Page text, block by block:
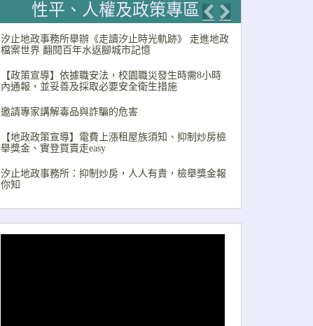
性平、人權及政策專區
Previous
Next
汐止地政事務所舉辦《走讀汐止時光軌跡》 走進地政
檔案世界 翻閱百年水返腳城市記憶
【政策宣導】依據職安法，校園職災發生時需8小時
內通報，並妥善及採取必要安全衛生措施
邀請專家講解毒品與詐騙的危害
【地政政策宣導】電費上漲租屋族須知、抑制炒房檢
舉獎金、實登買賣走easy
汐止地政事務所：抑制炒房，人人有責，檢舉獎金報
你知